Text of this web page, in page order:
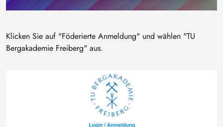
Klicken Sie auf "Föderierte Anmeldung" und wählen "TU
Bergakademie Freiberg" aus.